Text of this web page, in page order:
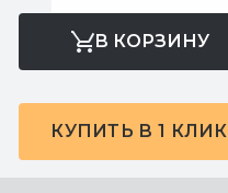
В КОРЗИНУ
КУПИТЬ В 1 КЛИК